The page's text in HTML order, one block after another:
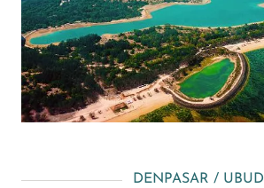
DENPASAR / UBUD